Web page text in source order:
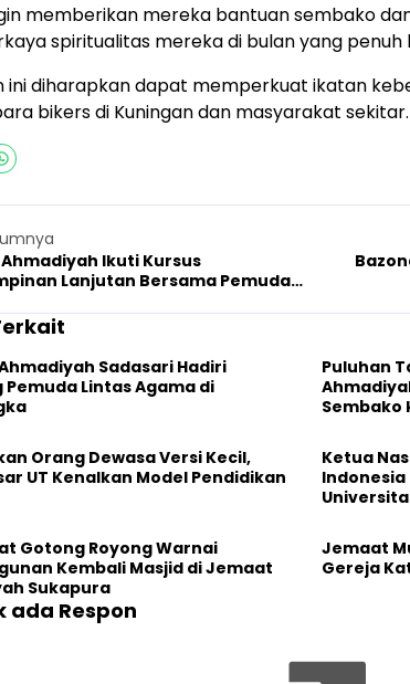
memberikan mereka bantuan sembako
spiritualitas mereka di bulan yang penuh
ini diharapkan dapat memperkuat ikatan
bikers di Kuningan dan masyarakat sekitar.
Ikuti Kursus
Lanjutan Bersama Pemuda
Sadasari Hadiri
Pemuda Lintas Agama di
Puluhan
Sembako
Orang Dewasa Versi Kecil,
UT Kenalkan Model Pendidikan
Ketua
Indonesia
Gotong Royong Warnai
Kembali Masjid di Jemaat
Sukapura
Jemaat
Gereja
ada Respon